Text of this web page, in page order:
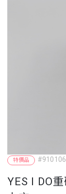
特價品
YES I DO